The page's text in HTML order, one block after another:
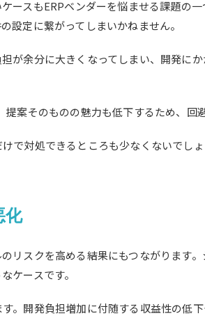
スもERPベンダーを悩ませる課題の
設定に繋がってしまいかねません。
が余分に大きくなってしまい、開発に
案そのものの魅力も低下するため、回
対処できるところも少なくないでし
化
リスクを高める結果にもつながります
ケースです。
。開発負担増加に付随する収益性の低